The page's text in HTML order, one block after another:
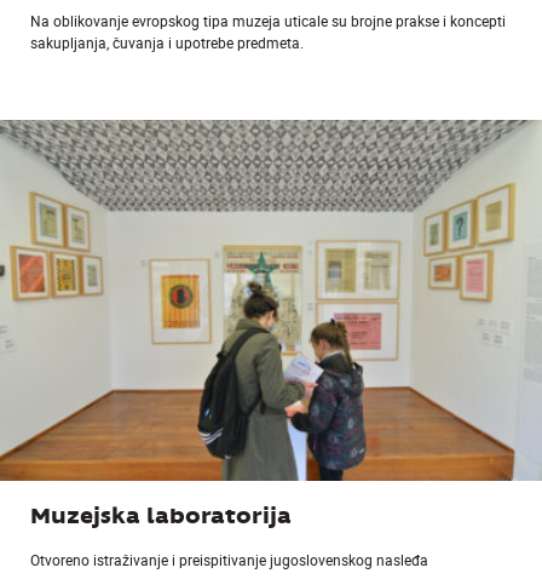
Na oblikovanje evropskog tipa muzeja uticale su brojne prakse i koncepti
sakupljanja, čuvanja i upotrebe predmeta.
Muzejska laboratorija
Otvoreno istraživanje i preispitivanje jugoslovenskog nasleđa